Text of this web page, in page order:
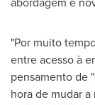
"Por muito
entre acesso à
pensamento de
hora de mudar